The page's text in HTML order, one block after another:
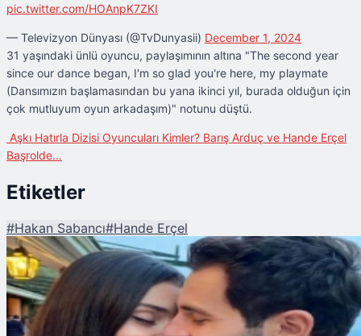
pic.twitter.com/HOAnpK7ZKI
— Televizyon Dünyası (@TvDunyasii) December 1, 2024
31 yaşındaki ünlü oyuncu, paylaşımının altına "The second year
since our dance began, I'm so glad you're here, my playmate
(Dansımızın başlamasından bu yana ikinci yıl, burada olduğun için
çok mutluyum oyun arkadaşım)" notunu düştü.
Aşkı Hatırla Dizisi Oyuncuları Kimler? Barış Arduç ve Hande Erçel
Başrolde…
Etiketler
#Hakan Sabancı#Hande Erçel
Şu An Okunan